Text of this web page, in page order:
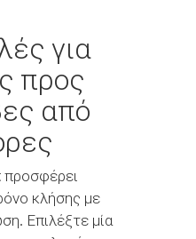
για
προς
από
κλήσης με
Επιλέξτε μία